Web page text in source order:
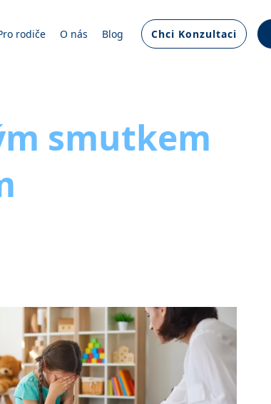
rodiče O nás Blog Chci Konzultaci
smutkem